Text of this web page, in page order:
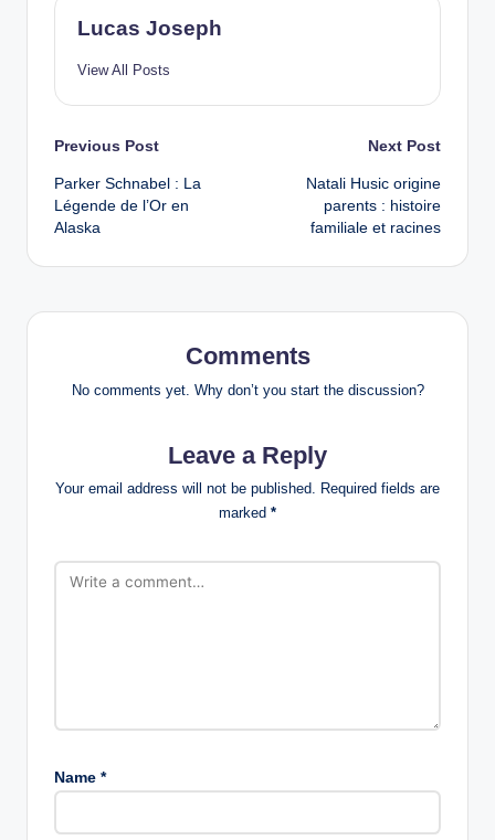
Lucas Joseph
View All Posts
Post
navigation
Previous Post
Parker Schnabel : La
Légende de l’Or en
Alaska
Next Post
Natali Husic origine
parents : histoire
familiale et racines
Comments
No comments yet. Why don’t you start the discussion?
Leave a Reply
Your email address will not be published. Required fields are
marked *
Name *